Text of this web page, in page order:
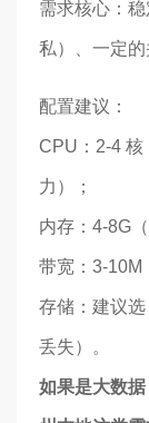
需求核心：
私）、一定的
配置建议：
CPU：2-4 核
力）；
内存：4-8G
带宽：3-10M
存储：建议选
丢失）。
如果是大数